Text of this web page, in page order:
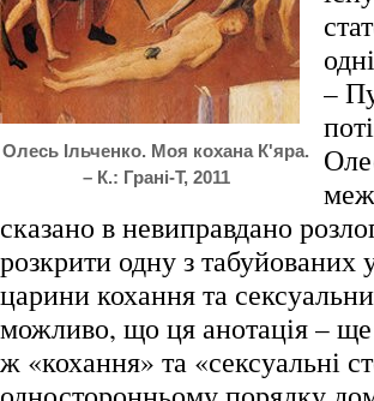
Олесь Ільченко. Моя кохана К'яра.
– К.: Грані-Т, 2011
–
сказано в невиправдано
розкрити одну з табуйованих
царини кохання та
можливо, що ця анотація –
ж «кохання» та «сексуальні